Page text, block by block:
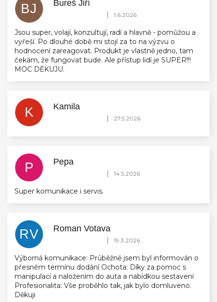
BJ Bureš Jiří
Hodnocení obchodu je 5 z 5 hvězdiček.
| 1.6.2026
Jsou super, volají, konzultují, radí a hlavně - pomůžou a
vyřeší. Po dlouhé době mi stojí za to na výzvu o
hodnocení zareagovat. Produkt je vlastně jedno, tam
čekám, že fungovat bude. Ale přístup lidí je SUPER!!!
MOC DĚKUJU.
K Kamila
Hodnocení obchodu je 5 z 5 hvězdiček.
| 27.5.2026
P Pepa
Hodnocení obchodu je 5 z 5 hvězdiček.
| 14.5.2026
Super komunikace i servis.
RV Roman Votava
Hodnocení obchodu je 5 z 5 hvězdiček.
| 19.3.2026
Výborná komunikace: Průběžně jsem byl informován o
přesném termínu dodání Ochota: Díky za pomoc s
manipulací a naložením do auta a nabídkou sestavení
Profesionalita: Vše proběhlo tak, jak bylo domluveno.
Děkuji